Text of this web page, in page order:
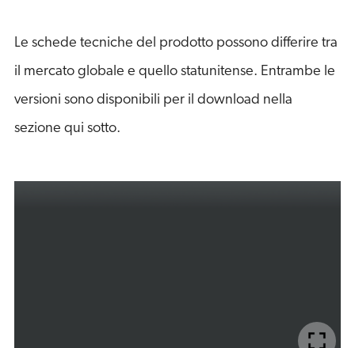
Le schede tecniche del prodotto possono differire tra
il mercato globale e quello statunitense. Entrambe le
versioni sono disponibili per il download nella
sezione qui sotto.